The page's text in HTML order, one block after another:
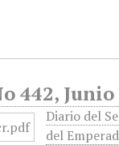
442, Junio
Diario del
del